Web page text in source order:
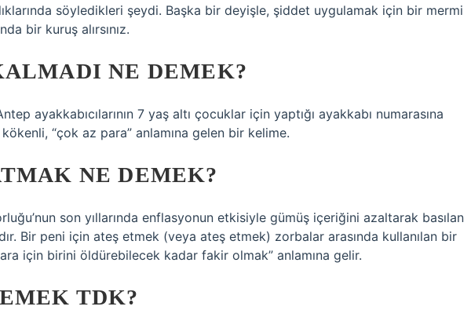
söyledikleri şeydi. Başka bir deyişle, şiddet uygulamak için bir mermi
bir kuruş alırsınız.
NE DEMEK?
ayakkabıcılarının 7 yaş altı çocuklar için yaptığı ayakkabı numarasına
“çok az para” anlamına gelen bir kelime.
NE DEMEK?
son yıllarında enflasyonun etkisiyle gümüş içeriğini azaltarak basılan
Bir peni için ateş etmek (veya ateş etmek) zorbalar arasında kullanılan bir
için birini öldürebilecek kadar fakir olmak” anlamına gelir.
TDK?